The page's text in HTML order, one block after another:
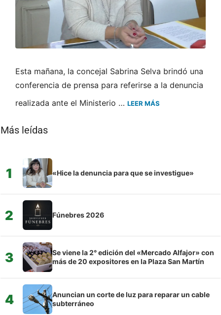
Esta mañana, la concejal Sabrina Selva brindó una
conferencia de prensa para referirse a la denuncia
realizada ante el Ministerio … LEER MÁS
Más leídas
1 «Hice la denuncia para que se investigue»
2 Fúnebres 2026
3
Se viene la 2° edición del «Mercado Alfajor» con
más de 20 expositores en la Plaza San Martín
4
Anuncian un corte de luz para reparar un cable
subterráneo